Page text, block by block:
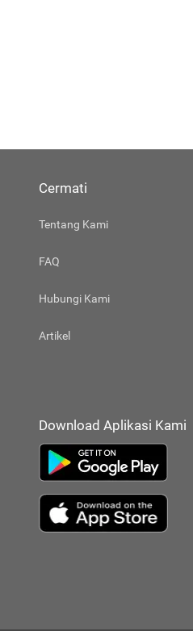
Cermati
Tentang Kami
FAQ
Hubungi Kami
Artikel
Download Aplikasi Kami